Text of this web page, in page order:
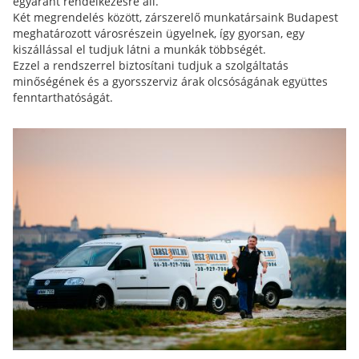
Két megrendelés között, zárszerelő munkatársaink Budapest
meghatározott városrészein ügyelnek, így gyorsan, egy
kiszállással el tudjuk látni a munkák többségét.
Ezzel a rendszerrel biztosítani tudjuk a szolgáltatás
minőségének és a gyorsszerviz árak olcsóságának együttes
fenntarthatóságát.